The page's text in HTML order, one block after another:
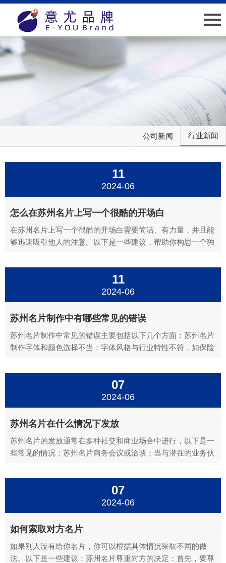
网站首页
关于我们
人才招聘
联系我们
行业新闻
公司新闻
11
2024-06
怎么在苏州名片上写一个很酷的开场白
在苏州名片上写一个很酷的开场白需要简洁、有力量，并且能
够迅速吸引他人的注意。以下是一些建议，帮助你构思一个独
覆，只为更好的你。”苏州名片展示个性：“独特如我，与众不
同。”“不走寻常路，只为非凡的你。”苏州名片激发好奇
11
2024-06
苏州名片制作中有哪些常见的错误
苏州名片制作中常见的错误主要包括以下几个方面：苏州名片
制作字体和颜色选择不当：字体风格与行业特性不符，如保险
的字体。使用了过多的字体，导致名片显得凌乱，影响阅读体
验。字体大小不合适，过小导致阅读困难，过大则显得不专
07
2024-06
苏州名片在什么情况下发放
苏州名片的发放通常在多种社交和商业场合中进行，以下是一
些常见的情况：苏州名片商务会议或洽谈：当与潜在的业务伙
重要工具。通过交换名片，双方可以方便地获取彼此的信息，
以便后续联系和合作。苏州名片社交活动：在参加各种社交场
07
2024-06
如何索取对方名片
如果别人没有给你名片，你可以根据具体情况采取不同的做
法。以下是一些建议：苏州名片尊重对方的决定：首先，要尊